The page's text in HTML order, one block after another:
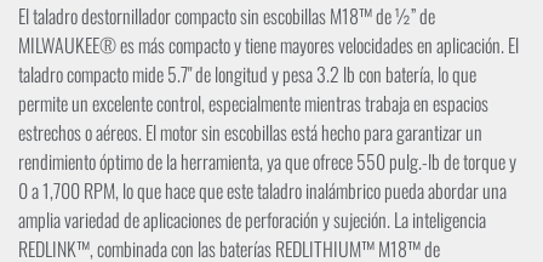
El taladro destornillador compacto sin escobillas M18™ de ½” de
MILWAUKEE® es más compacto y tiene mayores velocidades en aplicación. El
taladro compacto mide 5.7" de longitud y pesa 3.2 lb con batería, lo que
permite un excelente control, especialmente mientras trabaja en espacios
estrechos o aéreos. El motor sin escobillas está hecho para garantizar un
rendimiento óptimo de la herramienta, ya que ofrece 550 pulg.-lb de torque y
0 a 1,700 RPM, lo que hace que este taladro inalámbrico pueda abordar una
amplia variedad de aplicaciones de perforación y sujeción. La inteligencia
REDLINK™, combinada con las baterías REDLITHIUM™ M18™ de